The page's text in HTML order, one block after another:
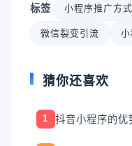
标签 小程序推广方式
微信裂变引流
猜你还喜欢
1 抖音小程序的优